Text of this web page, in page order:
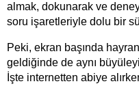
almak, dokunarak ve
soru işaretleriyle dolu bir
Peki, ekran başında
geldiğinde de aynı
İşte internetten abiye